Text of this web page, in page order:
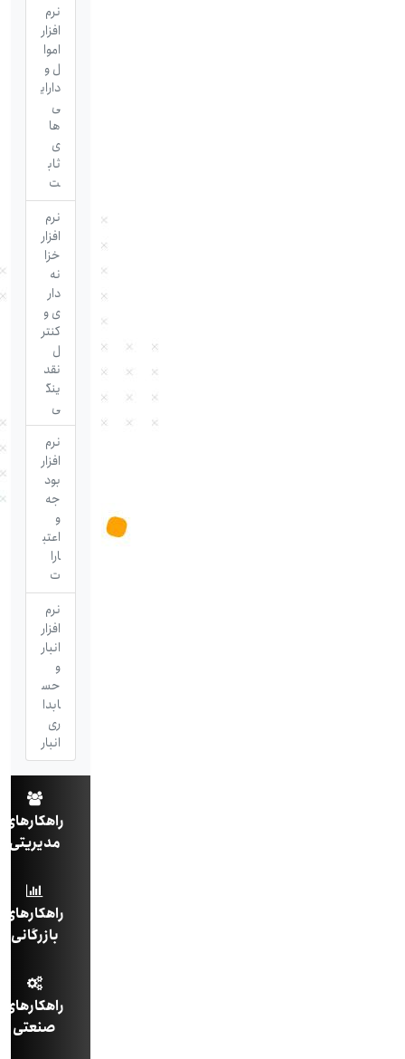
نرم
افزار
اموا
ل و
دارای
ی
ها
ی
ثاب
ت
نرم
افزار
خزا
نه
دار
ی و
کنتر
نقد
ینگ
ی
نرم
افزار
بود
جه
اعتب
ارا
ت
نرم
افزار
انبار
حس
ابدا
ری
انبار
راهکارهای
مدیریتی
راهکارهای
بازرگانی
راهکارهای
صنعتی